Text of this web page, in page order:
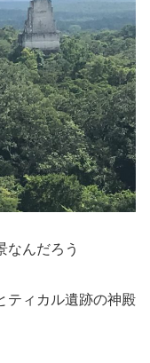
なんだろう
ティカル遺跡の神殿